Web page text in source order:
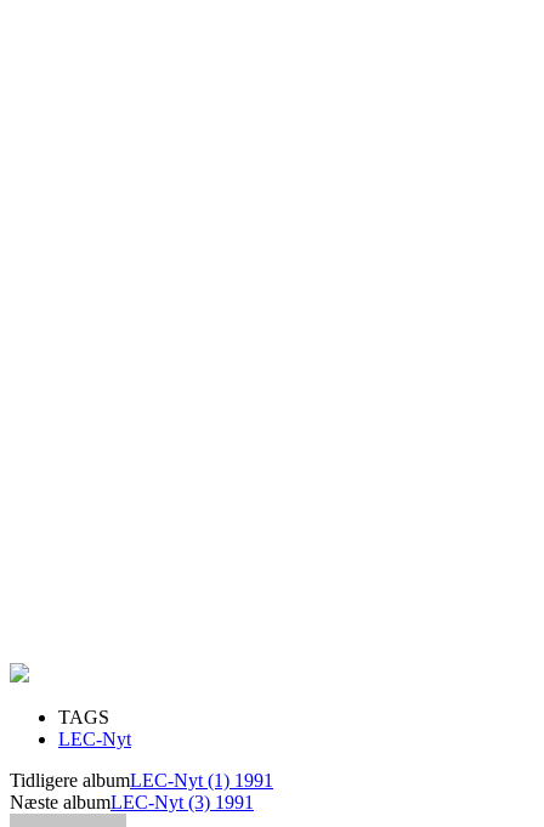
TAGS
LEC-Nyt
Tidligere albumLEC-Nyt (1) 1991
Næste albumLEC-Nyt (3) 1991